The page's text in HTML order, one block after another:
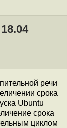
речи
срока
Ubuntu
срока
циклом